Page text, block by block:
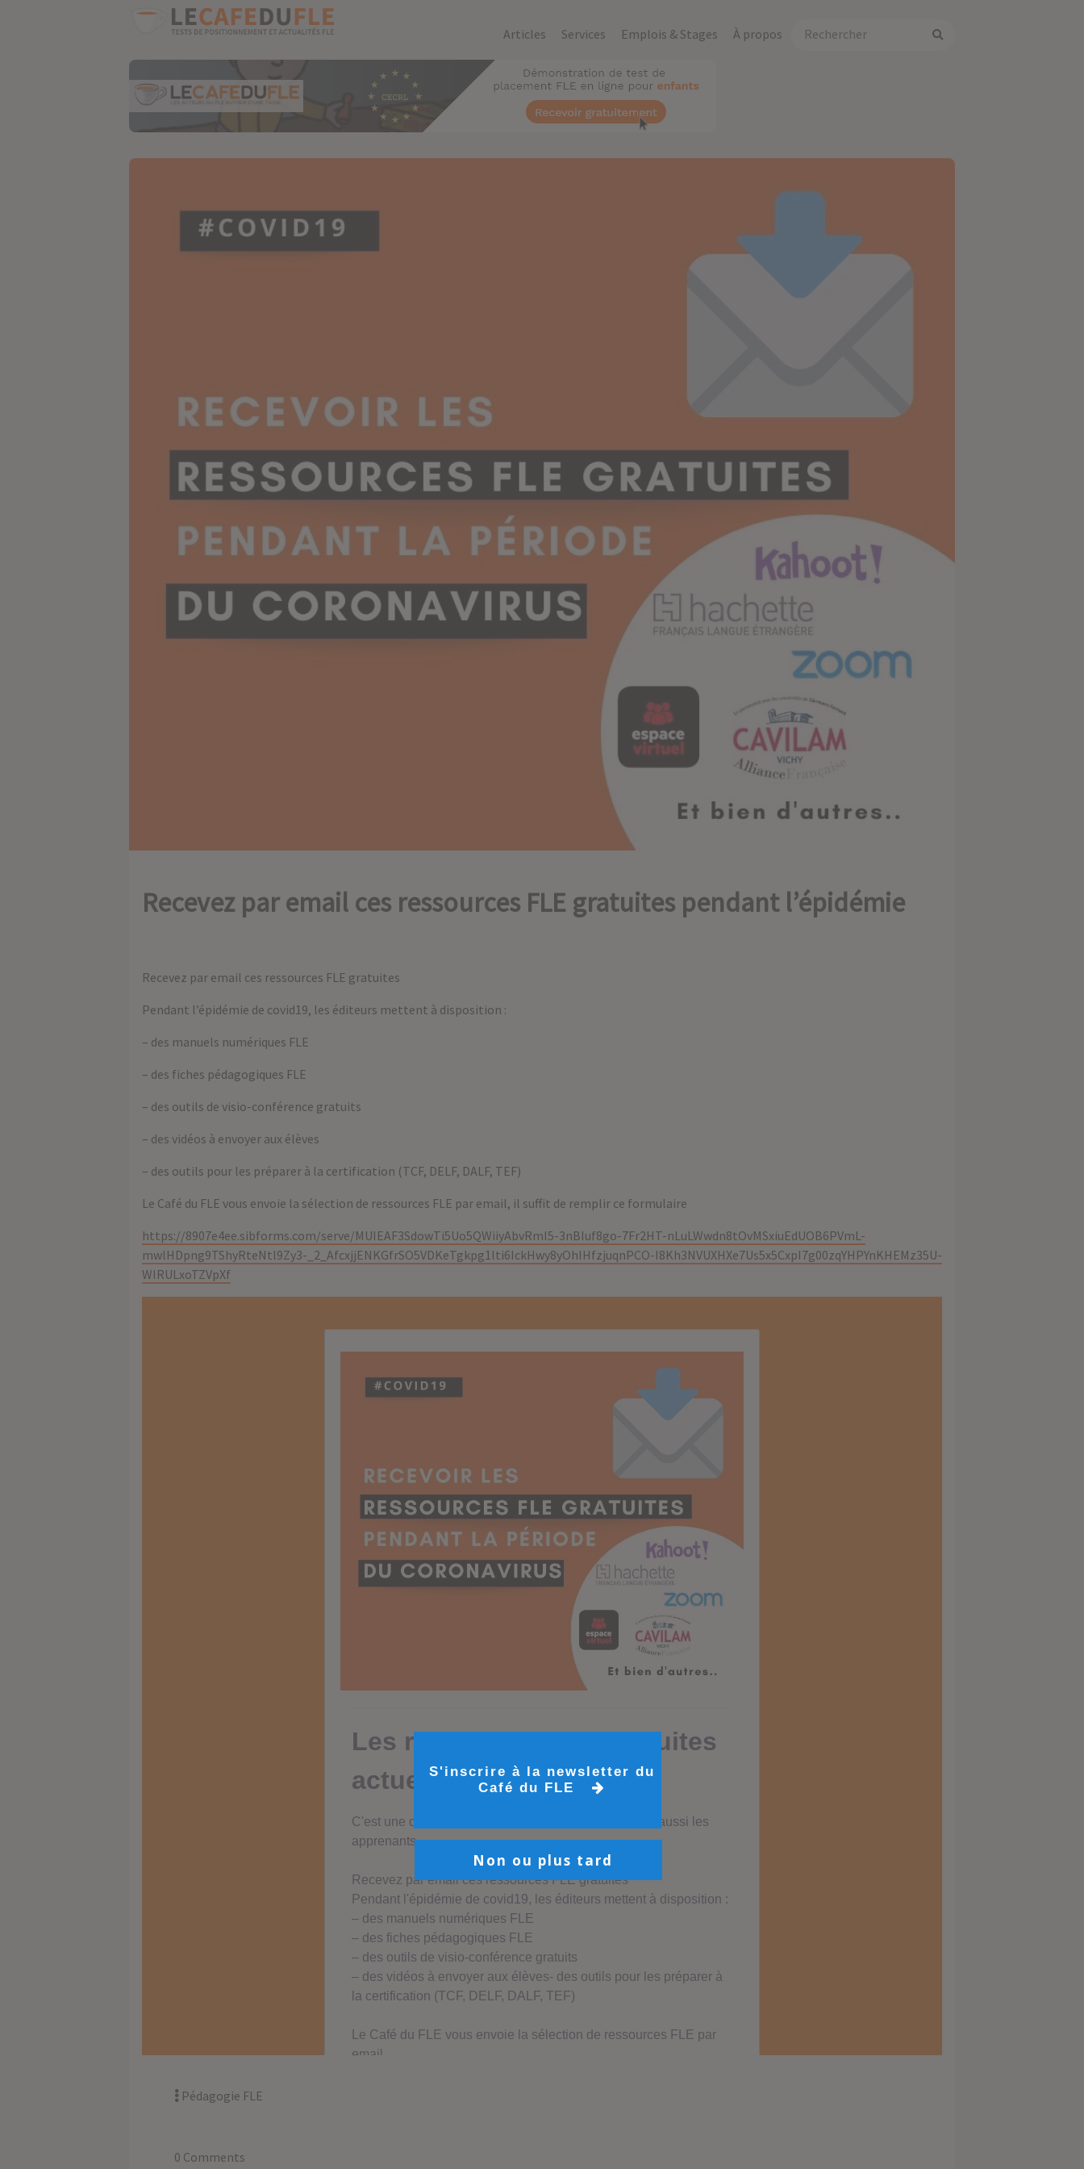
Articles Services Emplois & Stages À propos
Recevez par email ces ressources FLE gratuites pendant l’épidémie
Recevez par email ces ressources FLE gratuites
Pendant l’épidémie de covid19, les éditeurs mettent à disposition :
– des manuels numériques FLE
– des fiches pédagogiques FLE
– des outils de visio-conférence gratuits
– des vidéos à envoyer aux élèves
– des outils pour les préparer à la certification (TCF, DELF, DALF, TEF)
Le Café du FLE vous envoie la sélection de ressources FLE par email, il suffit de remplir ce formulaire
https://8907e4ee.sibforms.com/serve/MUIEAF3SdowTi5Uo5QWiiyAbvRmI5-3nBIuf8go-7Fr2HT-nLuLWwdn8tOvMSxiuEdUOB6PVmL-
mwlHDpng9TShyRteNtl9Zy3-_2_AfcxjjENKGfrSO5VDKeTgkpg1lti6IckHwy8yOhIHfzjuqnPCO-I8Kh3NVUXHXe7Us5x5CxpI7g00zqYHPYnKHEMz35U-
WIRULxoTZVpXf
Pédagogie FLE
0 Comments
S'inscrire à la newsletter du
Café du FLE
Non ou plus tard